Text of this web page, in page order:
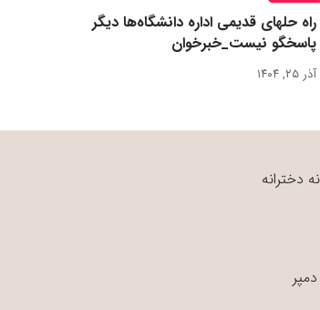
راه حلهای قدیمی اداره دانشگاه‌ها دیگر
پاسخگو نیست_خبرخوان
آذر ۲۵, ۱۴۰۴
دخترانه